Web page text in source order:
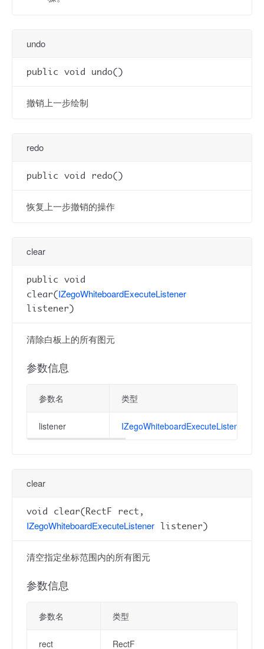
undo
public void undo()
撤销上一步绘制
redo
public void redo()
恢复上一步撤销的操作
clear
public void
clear(IZegoWhiteboardExecuteListener
listener)
清除白板上的所有图元
参数信息
参数名 类型
listener IZegoWhiteboardExecuteListener
clear
void clear(RectF rect,
IZegoWhiteboardExecuteListener listener)
清空指定坐标范围内的所有图元
参数信息
参数名 类型
rect RectF